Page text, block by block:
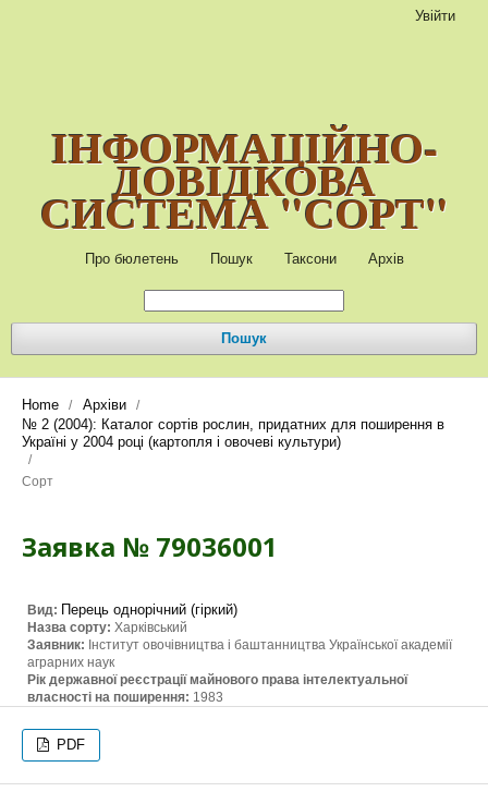
ІНФОРМАЦІЙНО-
ДОВІДКОВА
СИСТЕМА "СОРТ"
Про бюлетень Пошук Таксони Архів
Пошук
Увійти
Home / Архіви /
№ 2 (2004): Каталог сортів рослин, придатних для поширення в
Україні у 2004 році (картопля і овочеві культури)
/
Сорт
Заявка № 79036001
Вид: Перець однорічний (гіркий)
Назва сорту: Харківський
Заявник: Інститут овочівництва і баштанництва Української академії
аграрних наук
Рік державної реєстрації майнового права інтелектуальної
власності на поширення: 1983
PDF